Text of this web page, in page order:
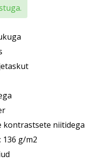
kontrastsete niitidega
136 g/m2